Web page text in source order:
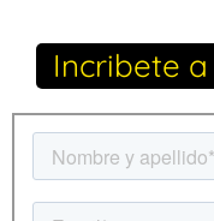
Incribete